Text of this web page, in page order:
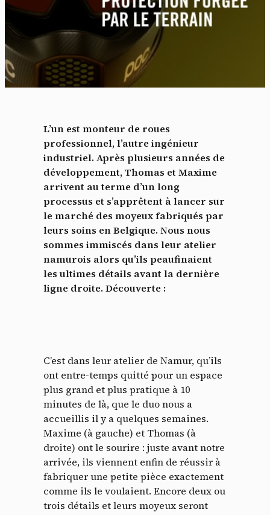
L’un est monteur de roues
professionnel, l’autre ingénieur
industriel. Après plusieurs années de
développement, Thomas et Maxime
arrivent au terme d’un long
processus et s’apprêtent à lancer sur
le marché des moyeux fabriqués par
leurs soins en Belgique. Nous nous
sommes immiscés dans leur atelier
namurois alors qu’ils peaufinaient
les ultimes détails avant la dernière
ligne droite. Découverte :
C’est dans leur atelier de Namur, qu’ils
ont entre-temps quitté pour un espace
plus grand et plus pratique à 10
minutes de là, que le duo nous a
accueillis il y a quelques semaines.
Maxime (à gauche) et Thomas (à
droite) ont le sourire : juste avant notre
arrivée, ils viennent enfin de réussir à
fabriquer une petite pièce exactement
comme ils le voulaient. Encore deux ou
trois détails et leurs moyeux seront